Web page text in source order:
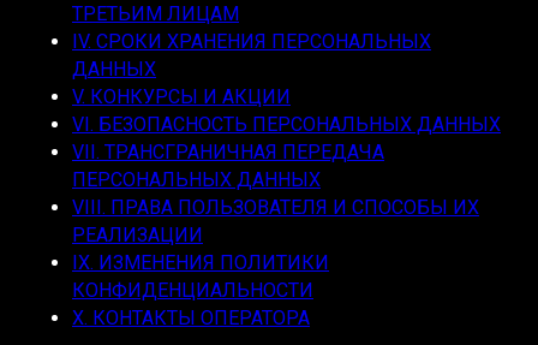
ТРЕТЬИМ ЛИЦАМ
IV. СРОКИ ХРАНЕНИЯ ПЕРСОНАЛЬНЫХ
ДАННЫХ
V. КОНКУРСЫ И АКЦИИ
VI. БЕЗОПАСНОСТЬ ПЕРСОНАЛЬНЫХ ДАННЫХ
VII. ТРАНСГРАНИЧНАЯ ПЕРЕДАЧА
ПЕРСОНАЛЬНЫХ ДАННЫХ
VIII. ПРАВА ПОЛЬЗОВАТЕЛЯ И СПОСОБЫ ИХ
РЕАЛИЗАЦИИ
IX. ИЗМЕНЕНИЯ ПОЛИТИКИ
КОНФИДЕНЦИАЛЬНОСТИ
X. КОНТАКТЫ ОПЕРАТОРА